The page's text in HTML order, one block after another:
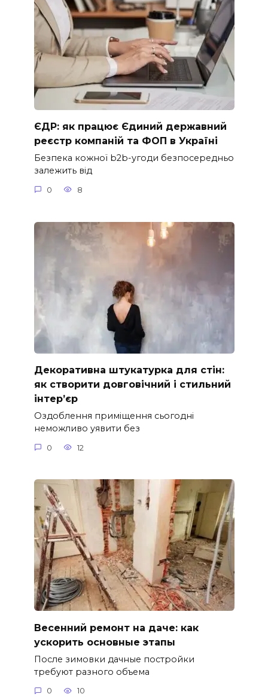
ЄДР: як працює Єдиний державний
реєстр компаній та ФОП в Україні
Безпека кожної b2b-угоди безпосередньо
залежить від
0 8
Декоративна штукатурка для стін:
як створити довговічний і стильний
інтер’єр
Оздоблення приміщення сьогодні
неможливо уявити без
0 12
Весенний ремонт на даче: как
ускорить основные этапы
После зимовки дачные постройки
требуют разного объема
0 10